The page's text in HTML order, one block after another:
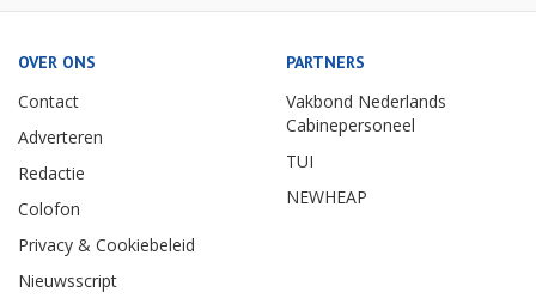
OVER ONS
Contact
Adverteren
Redactie
Colofon
Privacy & Cookiebeleid
Nieuwsscript
PARTNERS
Vakbond Nederlands
Cabinepersoneel
TUI
NEWHEAP